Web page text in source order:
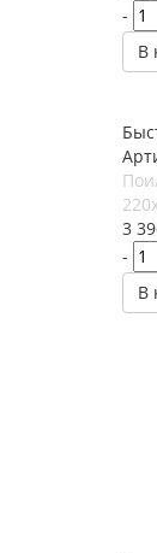
-
В
3
-
В